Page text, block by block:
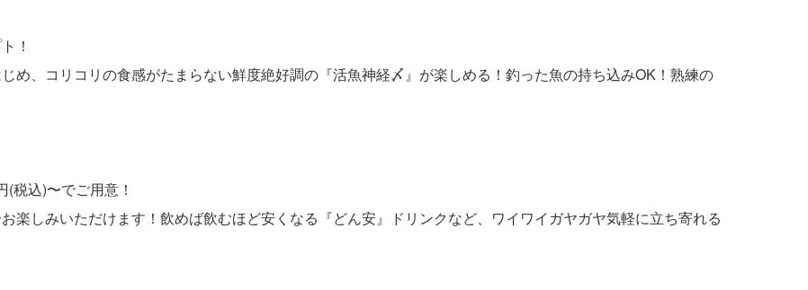
！
め、コリコリの食感がたまらない鮮度絶好調の『活魚神経〆』が楽しめる！釣った魚の持ち込みOK！熟練の
(税込)〜でご用意！
楽しみいただけます！飲めば飲むほど安くなる『どん安』ドリンクなど、ワイワイガヤガヤ気軽に立ち寄れる